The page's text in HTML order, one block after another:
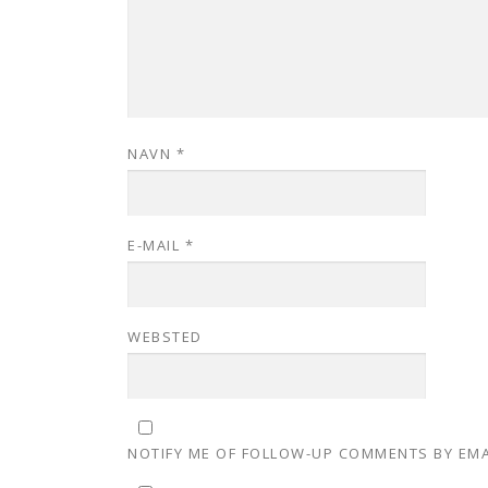
NAVN *
E-MAIL *
WEBSTED
NOTIFY ME OF FOLLOW-UP COMMENTS BY